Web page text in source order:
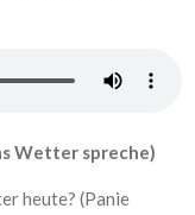
Wetter spreche)
heute? (Panie